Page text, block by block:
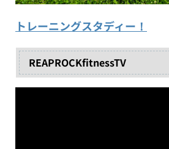
トレーニングスタディー！
REAPROCKfitnessTV